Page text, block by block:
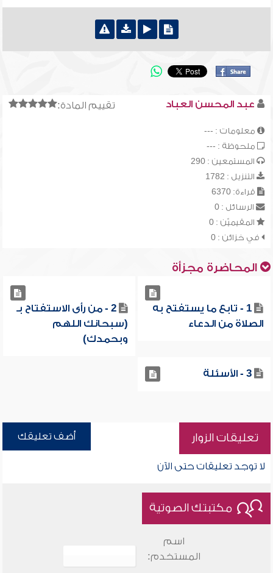
تقييم المادة: عبد المحسن العباد
معلومات : ---
ملحوظة : ---
المستمعين : 290
التنزيل : 1782
قراءة: 6370
الرسائل : 0
المقيميّن : 0
في خزائن : 0
المحاضرة مجزأة
1 - تابع ما يستفتح به
الصلاة من الدعاء
2 - من رأى الاستفتاح بـ
(سبحانك اللهم
وبحمدك)
3 - الأسئلة
تعليقات الزوار أضف تعليقك
لا توجد تعليقات حتى الآن
مكتبتك الصوتية
اسم
المستخدم: